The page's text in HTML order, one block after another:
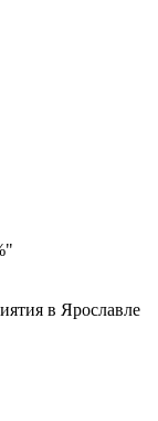
в Ярославле